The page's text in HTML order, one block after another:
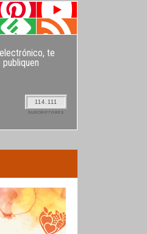
te
114.111
SUSCRIPTORES